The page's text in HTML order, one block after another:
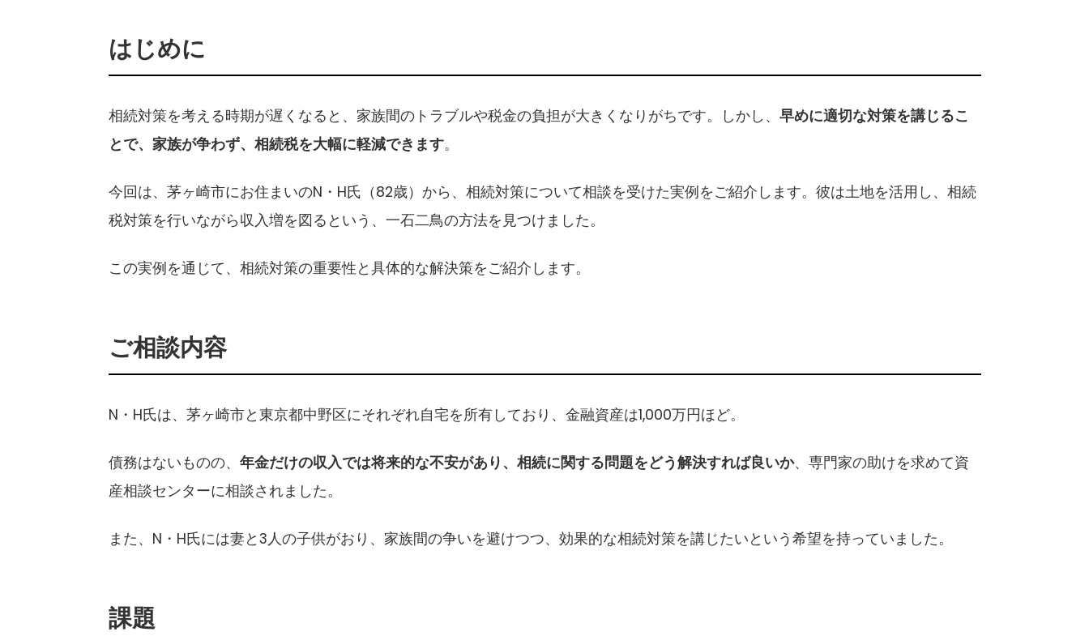
はじめに
相続対策を考える時期が遅くなると、家族間のトラブルや税金の負担が大きくなりがちです。しかし、 早めに適切な対策を講じるこ
とで、家族が争わず、相続税を大幅に軽減できます。
今回は、茅ヶ崎市にお住まいのN・H氏（82歳）から、相続対策について相談を受けた実例をご紹介します。彼は土地を活用し、相続
税対策を行いながら収入増を図るという、一石二鳥の方法を見つけました。
この実例を通じて、相続対策の重要性と具体的な解決策をご紹介します。
ご相談内容
N・H氏は、茅ヶ崎市と東京都中野区にそれぞれ自宅を所有しており、金融資産は1,000万円ほど。
債務はないものの、 年金だけの収入では将来的な不安があり、相続に関する問題をどう解決すれば良いか、専門家の助けを求めて資
産相談センターに相談されました。
また、N・H氏には妻と3人の子供がおり、家族間の争いを避けつつ、効果的な相続対策を講じたいという希望を持っていました。
課題